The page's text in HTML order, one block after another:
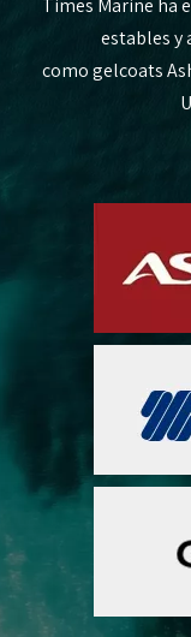
Times Marine ha
estables y
como gelcoats